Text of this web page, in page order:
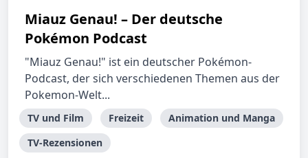
Miauz Genau! – Der deutsche
Pokémon Podcast
"Miauz Genau!" ist ein deutscher Pokémon-
Podcast, der sich verschiedenen Themen aus der
Pokemon-Welt...
TV und Film Freizeit
Animation und Manga
TV-Rezensionen